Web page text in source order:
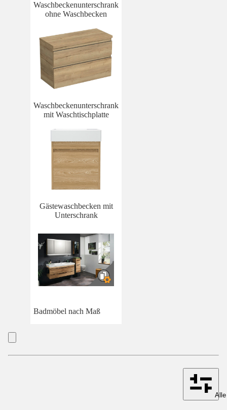
Waschbeckenunterschrank
ohne Waschbecken
Waschbeckenunterschrank
mit Waschtischplatte
Gästewaschbecken mit
Unterschrank
Badmöbel nach Maß